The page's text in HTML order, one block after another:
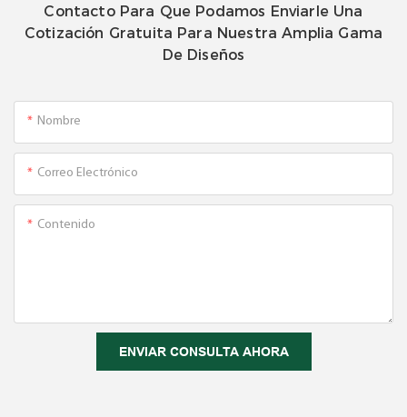
Contacto Para Que Podamos Enviarle Una
Cotización Gratuita Para Nuestra Amplia Gama
De Diseños
Nombre
Correo Electrónico
Contenido
ENVIAR CONSULTA AHORA